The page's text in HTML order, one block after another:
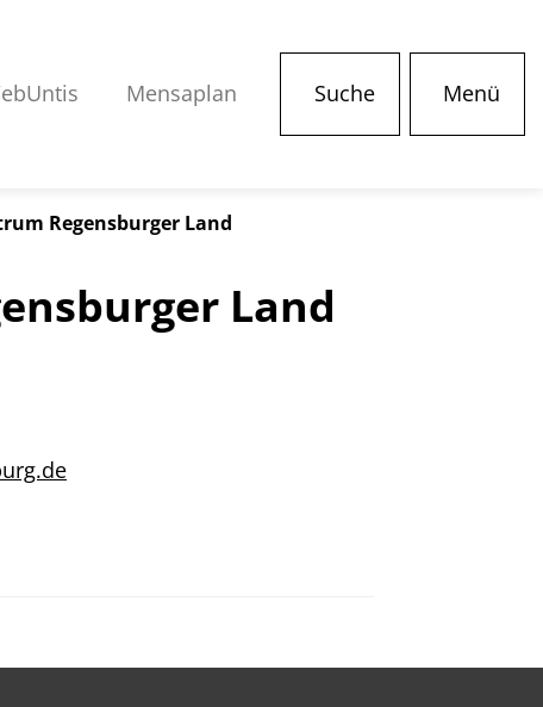
Mensaplan Suche Menü
Regensburger Land
Land